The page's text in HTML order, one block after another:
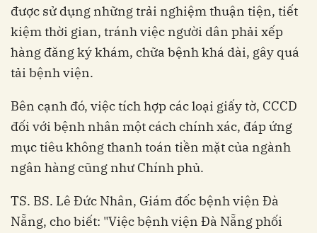
được sử dụng những trải nghiệm thuận tiện, tiết
kiệm thời gian, tránh việc người dân phải xếp
hàng đăng ký khám, chữa bệnh khá dài, gây quá
tải bệnh viện.
Bên cạnh đó, việc tích hợp các loại giấy tờ, CCCD
đối với bệnh nhân một cách chính xác, đáp ứng
mục tiêu không thanh toán tiền mặt của ngành
ngân hàng cũng như Chính phủ.
TS. BS. Lê Đức Nhân, Giám đốc bệnh viện Đà
Nẵng, cho biết: "Việc bệnh viện Đà Nẵng phối